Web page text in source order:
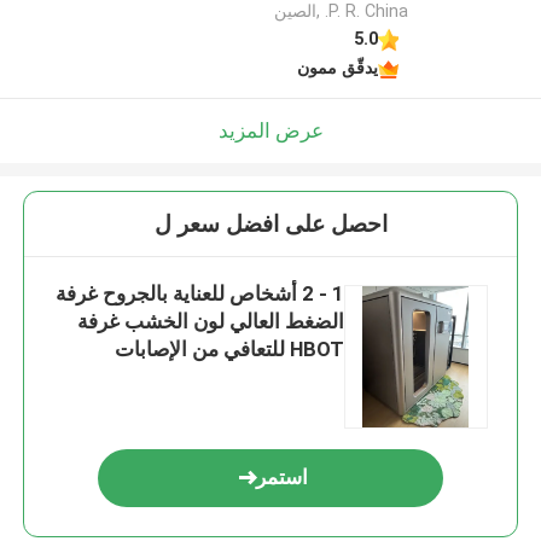
P. R. China. ,الصين
5.0
يدقّق ممون
عرض المزيد
احصل على افضل سعر ل
1 - 2 أشخاص للعناية بالجروح غرفة
الضغط العالي لون الخشب غرفة
HBOT للتعافي من الإصابات
استمر